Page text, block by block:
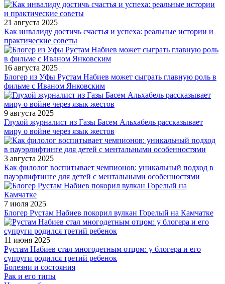
21 августа 2025
Как инвалиду достичь счастья и успеха: реальные истории и
практические советы
16 августа 2025
Блогер из Уфы Рустам Набиев может сыграть главную роль в
фильме с Иваном Янковским
9 августа 2025
Глухой журналист из Газы Басем Альхабель рассказывает
миру о войне через язык жестов
3 августа 2025
Как филолог воспитывает чемпионов: уникальный подход в
пауэрлифтинге для детей с ментальными особенностями
7 июля 2025
Блогер Рустам Набиев покорил вулкан Горелый на Камчатке
11 июня 2025
Рустам Набиев стал многодетным отцом: у блогера и его
супруги родился третий ребенок
Болезни и состояния
Рак и его типы